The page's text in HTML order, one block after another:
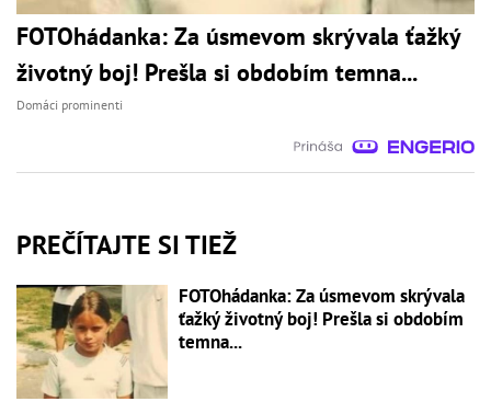
FOTOhádanka: Za úsmevom skrývala ťažký
životný boj! Prešla si obdobím temna...
Domáci prominenti
PREČÍTAJTE SI TIEŽ
FOTOhádanka: Za úsmevom skrývala
ťažký životný boj! Prešla si obdobím
temna...